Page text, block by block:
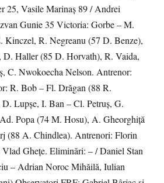
25, Vasile Marinaș 89 / Andrei
Gunie 35 Victoria: Gorbe – M.
Kinczel, R. Negreanu (57 D. Benze),
Haller (85 D. Horvath), R. Vaida,
C. Nwokoecha Nelson. Antrenor:
R. Bob – Fl. Drăgan (88 R.
Lupșe, I. Ban – Cl. Petruș, G.
Popa (74 M. Hosu), A. Gheorghiță
(88 A. Chindlea). Antrenori: Florin
Ghețe. Eliminări: – / Daniel Stan
– Adrian Noroc Mihăilă, Iulian